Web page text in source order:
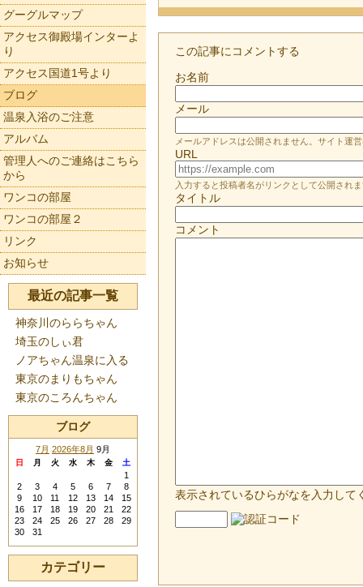
この記事にコメントする
お名前
メール
メールアドレスは公開されません。サイト運
URL
入力すると投稿者名がリンクとして公開され
タイトル
コメント
表示されているひらがなを入力して
グーグルマップ
アクセス御殿場インターよ
り
アクセス国道1号より
ブログ
温泉入浴のご注意
アルバム
管理人へのご連絡はこちら
から
ワンコの部屋
ワンコの部屋２
リンク
お知らせ
最近の記事一覧
神奈川のららちゃん
埼玉のしぃ君
ノアちゃん温泉に入る
東京のまりもちゃん
東京のころんちゃん
ブログ
7月 2026年8月 9月
日 月 火 水 木 金 土
1
2
3 4 5 6 7
8
9
10 11 12 13 14
15
16
17 18 19 20 21
22
23
24 25 26 27 28
29
30
31
カテゴリー